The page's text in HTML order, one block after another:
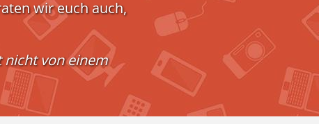
wir euch auch,
nicht von einem